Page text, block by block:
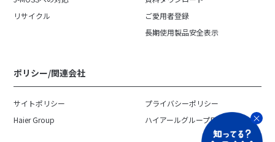
リサイクル
ご愛用者登録
長期使用製品安全表示
ポリシー/関連会社
サイトポリシー
プライバシーポリシー
Haier Group
ハイアールグループ日本地域